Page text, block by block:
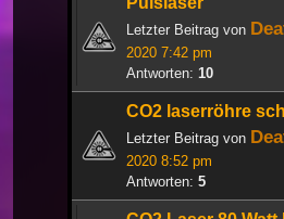
Letzter Beitrag von
2020 7:42 pm
Antworten: 10
CO2 laserröhre
Letzter Beitrag von
2020 8:52 pm
Antworten: 5